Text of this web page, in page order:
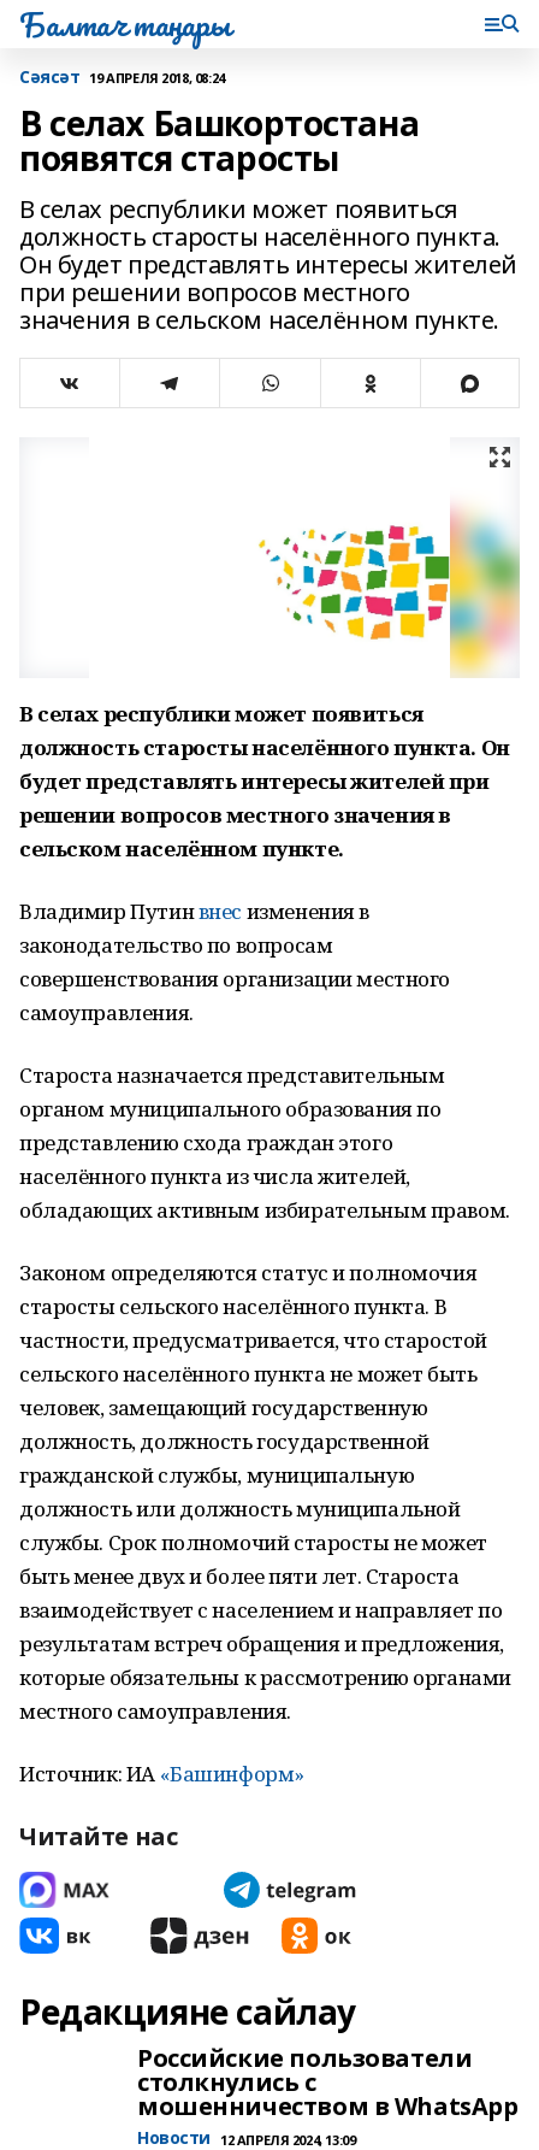
Балтач таңнары
Сәясәт 19 АПРЕЛЯ 2018, 08:24
В селах Башкортостана
появятся старосты
В селах республики может появиться
должность старосты населённого пункта.
Он будет представлять интересы жителей
при решении вопросов местного
значения в сельском населённом пункте.
В селах республики может появиться
должность старосты населённого пункта. Он
будет представлять интересы жителей при
решении вопросов местного значения в
сельском населённом пункте.
Владимир Путинвнес изменения в
законодательство по вопросам
совершенствования организации местного
самоуправления.
Староста назначается представительным
органом муниципального образования по
представлению схода граждан этого
населённого пункта из числа жителей,
обладающих активным избирательным правом.
Законом определяются статус и полномочия
старосты сельского населённого пункта. В
частности, предусматривается, что старостой
сельского населённого пункта не может быть
человек, замещающий государственную
должность, должность государственной
гражданской службы, муниципальную
должность или должность муниципальной
службы. Срок полномочий старосты не может
быть менее двух и более пяти лет. Староста
взаимодействует с населением и направляет по
результатам встреч обращения и предложения,
которые обязательны к рассмотрению органами
местного самоуправления.
Источник: ИА «Башинформ»
Читайте нас
Редакцияне сайлау
Российские пользователи
столкнулись с
мошенничеством в WhatsApp
Новости 12 АПРЕЛЯ 2024, 13:09